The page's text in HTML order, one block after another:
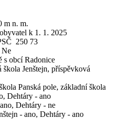
m n. m.
k 1. 1. 2025
250 73
Ne
s obcí Radonice
Jenštejn, příspěvková
Panská pole, základní škola
Dehtáry - ano
Dehtáry - ne
- ano, Dehtáry - ano